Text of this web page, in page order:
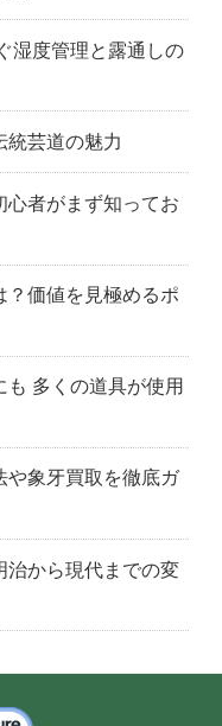
湿度管理と露通しの
統芸道の魅力
心者がまず知ってお
？価値を見極めるポ
も 多くの道具が使用
や象牙買取を徹底ガ
治から現代までの変